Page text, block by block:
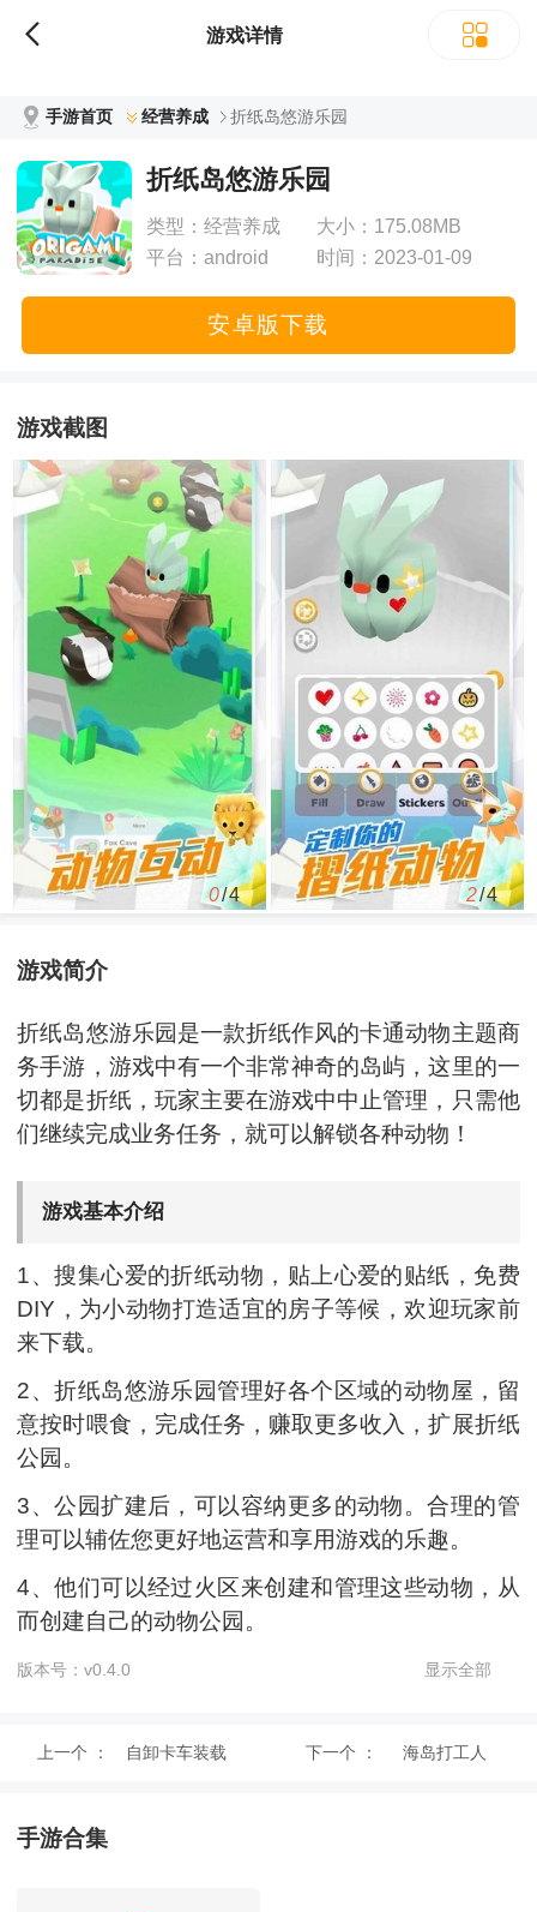
游戏详情
手游首页 经营养成 折纸岛悠游乐园
折纸岛悠游乐园
类型： 经营养成 大小： 175.08MB
平台： android 时间： 2023-01-09
安卓版下载
游戏截图
0/4 2/4
游戏简介
折纸岛悠游乐园是一款折纸作风的卡通动物主题商
务手游，游戏中有一个非常神奇的岛屿，这里的一
切都是折纸，玩家主要在游戏中中止管理，只需他
们继续完成业务任务，就可以解锁各种动物！
游戏基本介绍
1、搜集心爱的折纸动物，贴上心爱的贴纸，免费
DIY，为小动物打造适宜的房子等候，欢迎玩家前
来下载。
2、折纸岛悠游乐园管理好各个区域的动物屋，留
意按时喂食，完成任务，赚取更多收入，扩展折纸
公园。
3、公园扩建后，可以容纳更多的动物。合理的管
理可以辅佐您更好地运营和享用游戏的乐趣。
4、他们可以经过火区来创建和管理这些动物，从
而创建自己的动物公园。
1、休闲魔法腾跃游戏，极致玩法，完成各种任务
2、丰厚的关卡可供选择，解锁更多玩法，搜集各
版本号：v0.4.0 显示全部
上一个 ： 自卸卡车装载 下一个 ： 海岛打工人
手游合集